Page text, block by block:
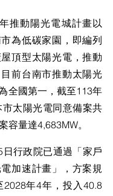
推動陽光電城計畫以
為低碳家園，即編列
頂型太陽光電，推動
前台南市推動太陽光
全國第一，截至113年
太陽光電同意備案共
容量達4,683MW。
行政院已通過「家戶
加速計畫」，方案規
2028年4年，投入40.8